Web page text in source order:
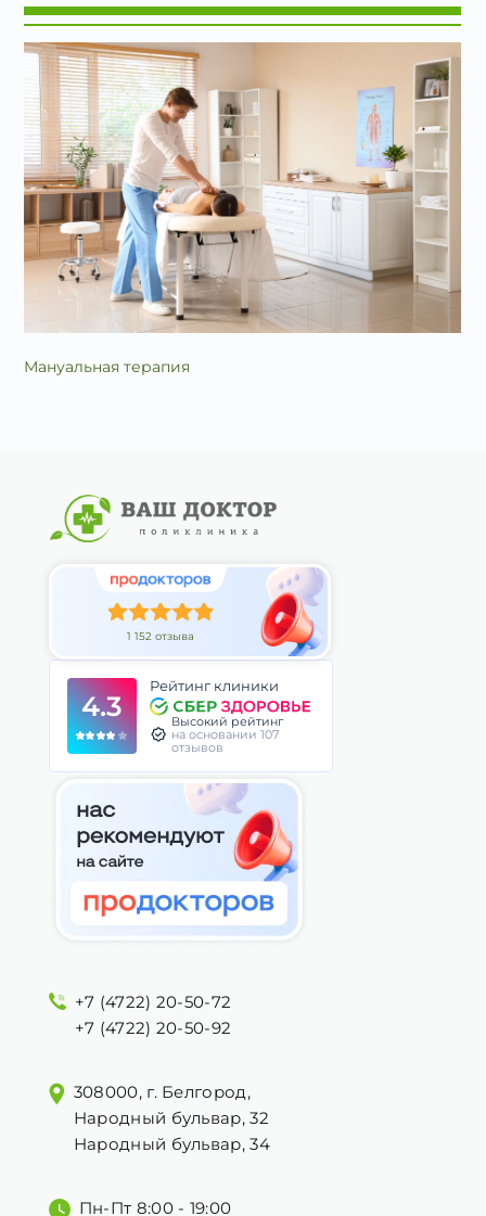
Мануальная терапия
1 152 отзыва
4.3
Рейтинг клиники
Высокий рейтинг
на основании 107
отзывов
+7 (4722) 20-50-72
+7 (4722) 20-50-92
308000, г. Белгород,
Народный бульвар, 32
Народный бульвар, 34
Пн-Пт 8:00 - 19:00